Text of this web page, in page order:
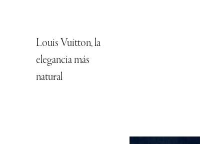
Louis Vuitton, la
elegancia más
natural